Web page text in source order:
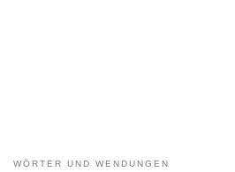
WÖRTER UND WENDUNGEN